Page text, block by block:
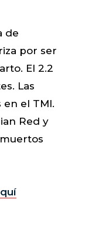
de
por ser
El 2.2
Las
el TMI.
Red y